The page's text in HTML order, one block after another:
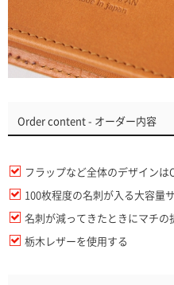
Order content - オーダー内容
フラップなど全体のデザインは
100枚程度の名刺が入る大容量
名刺が減ってきたときにマチの
栃木レザーを使用する